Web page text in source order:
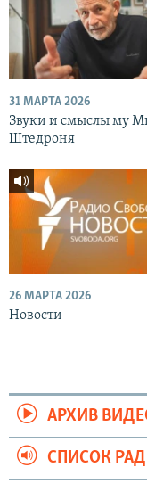
31 МАРТА 2026
Звуки и смыслы му
Штедроня
26 МАРТА 2026
Новости
АРХИВ
СПИСОК